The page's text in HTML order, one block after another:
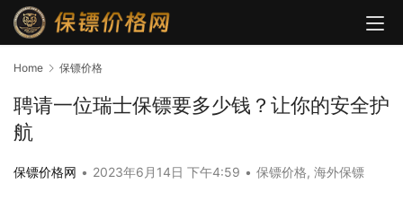
Home 保镖价格
聘请一位瑞士保镖要多少钱？让你的安全护
航
保镖价格网 • 2023年6月14日 下午4:59 • 保镖价格, 海外保镖